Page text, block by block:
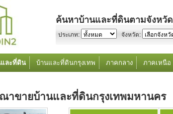
ค้นหาบ้านและที่ดินตามจังหวัด
ประเภท:
จังหวัด:
ละที่ดิน บ้านและที่ดินกรุงเทพ ภาคกลาง ภาคเหนือ
าขายบ้านและที่ดินกรุงเทพมหานคร